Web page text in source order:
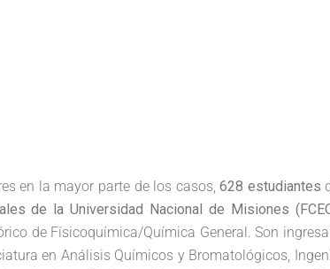
en la mayor parte de los casos, 628 estudiantes
de la Universidad Nacional de Misiones
de Físicoquímica/Química General. Son
en Análisis Químicos y Bromatológicos,